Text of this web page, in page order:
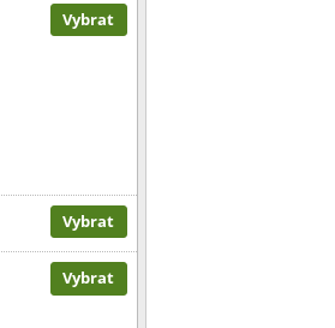
Vybrat
Vybrat
Vybrat